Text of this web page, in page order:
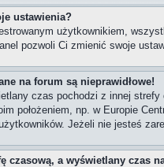
ustawienia?
użytkownikiem,
pozwoli Ci zmienić swoje
na forum są nieprawidłowe!
czas pochodzi z innej
położeniem, np. w Europie
Jeżeli nie jesteś
czasową, a wyświetlany czas